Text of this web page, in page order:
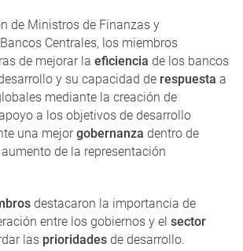
de Ministros de Finanzas y
Centrales, los miembros
de mejorar la eficiencia de los bancos
y su capacidad de respuesta a
mediante la creación de
a los objetivos de desarrollo
una mejorgobernanza dentro de
de la representación
destacaron la importancia de
entre los gobiernos y el sector
las prioridades de desarrollo.